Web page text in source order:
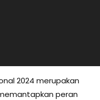
2024 merupakan
peran